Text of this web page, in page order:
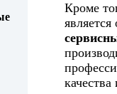
Кроме